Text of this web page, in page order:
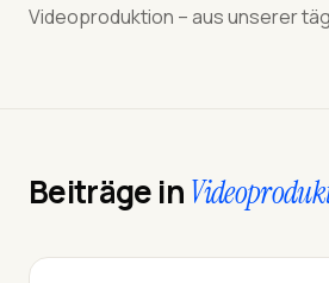
Videoproduktion – aus unserer
Beiträge in